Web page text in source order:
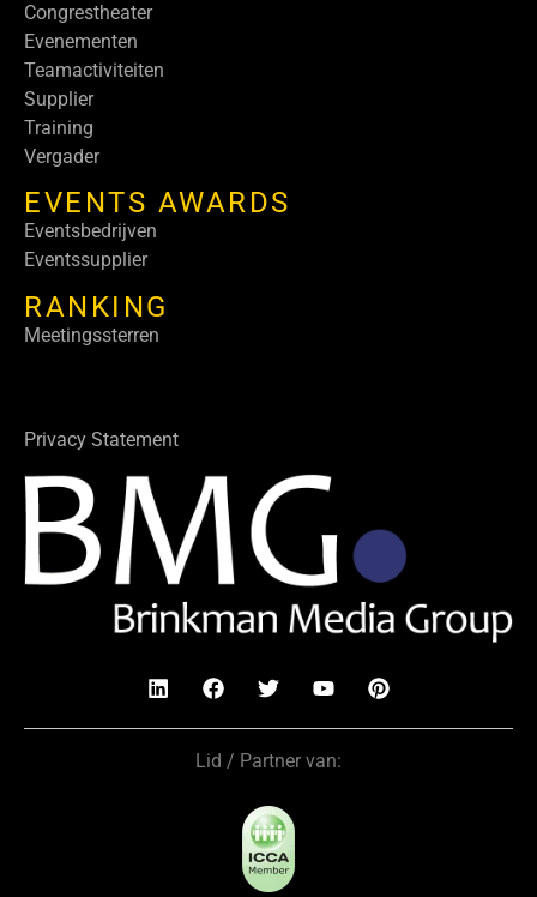
Congrestheater
Evenementen
Teamactiviteiten
Supplier
Training
Vergader
EVENTS AWARDS
Eventsbedrijven
Eventssupplier
RANKING
Meetingssterren
Privacy Statement
Lid / Partner van: